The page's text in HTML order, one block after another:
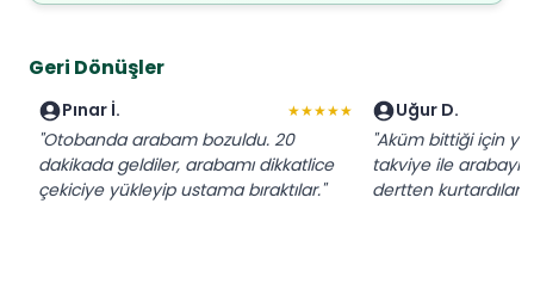
Geri Dönüşler
Pınar İ. ★★★★★
"Otobanda arabam bozuldu. 20
dakikada geldiler, arabamı dikkatlice
çekiciye yükleyip ustama bıraktılar."
Uğur D.
"Aküm bittiği için
takviye ile arabayı
dertten kurtardılar."